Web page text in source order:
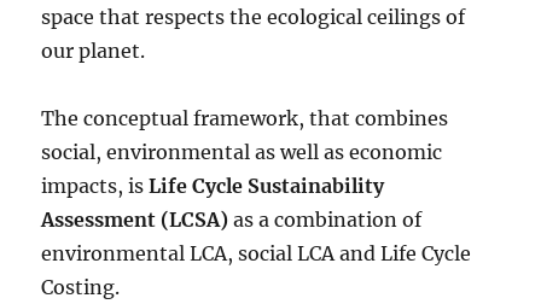
space that respects the ecological ceilings of
our planet.
The conceptual framework, that combines
social, environmental as well as economic
impacts, isLife Cycle Sustainability
Assessment (LCSA) as a combination of
environmental LCA, social LCA and Life Cycle
Costing.